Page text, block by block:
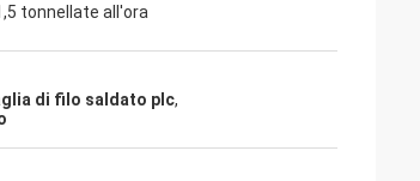
tonnellate all'ora
di filo saldato plc,